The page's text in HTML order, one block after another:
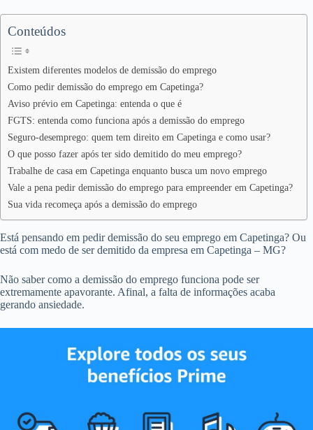
Conteúdos
Existem diferentes modelos de demissão do emprego
Como pedir demissão do emprego em Capetinga?
Aviso prévio em Capetinga: entenda o que é
FGTS: entenda como funciona após a demissão do emprego
Seguro-desemprego: quem tem direito em Capetinga e como usar?
O que posso fazer após ter sido demitido do meu emprego?
Trabalhe de casa em Capetinga enquanto busca um novo emprego
Vale a pena pedir demissão do emprego para empreender em Capetinga?
Sua vida recomeça após a demissão do emprego
Está pensando em pedir demissão do seu emprego em Capetinga? Ou
está com medo de ser demitido da empresa em Capetinga – MG?
Não saber como a demissão do emprego funciona pode ser
extremamente apavorante. Afinal, a falta de informações acaba
gerando ansiedade.